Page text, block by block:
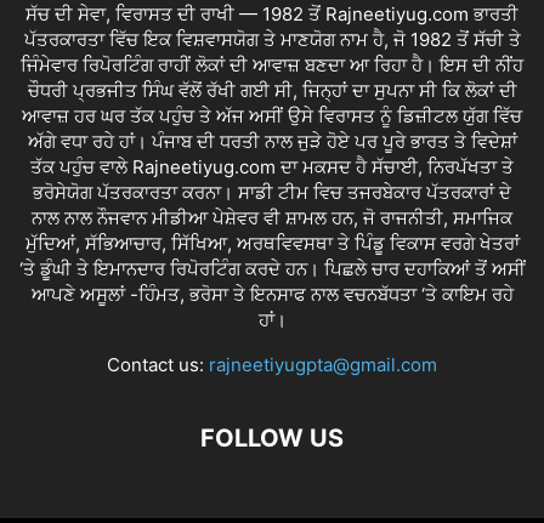
ਸੱਚ ਦੀ ਸੇਵਾ, ਵਿਰਾਸਤ ਦੀ ਰਾਖੀ — 1982 ਤੋਂ Rajneetiyug.com ਭਾਰਤੀ
ਪੱਤਰਕਾਰਤਾ ਵਿੱਚ ਇਕ ਵਿਸ਼ਵਾਸਯੋਗ ਤੇ ਮਾਣਯੋਗ ਨਾਮ ਹੈ, ਜੋ 1982 ਤੋਂ ਸੱਚੀ ਤੇ
ਜਿੰਮੇਵਾਰ ਰਿਪੋਰਟਿੰਗ ਰਾਹੀਂ ਲੋਕਾਂ ਦੀ ਆਵਾਜ਼ ਬਣਦਾ ਆ ਰਿਹਾ ਹੈ। ਇਸ ਦੀ ਨੀਂਹ
ਚੌਧਰੀ ਪ੍ਰਭਜੀਤ ਸਿੰਘ ਵੱਲੋਂ ਰੱਖੀ ਗਈ ਸੀ, ਜਿਨ੍ਹਾਂ ਦਾ ਸੁਪਨਾ ਸੀ ਕਿ ਲੋਕਾਂ ਦੀ
ਆਵਾਜ਼ ਹਰ ਘਰ ਤੱਕ ਪਹੁੰਚ ਤੇ ਅੱਜ ਅਸੀਂ ਉਸੇ ਵਿਰਾਸਤ ਨੂੰ ਡਿਜ਼ੀਟਲ ਯੁੱਗ ਵਿੱਚ
ਅੱਗੇ ਵਧਾ ਰਹੇ ਹਾਂ। ਪੰਜਾਬ ਦੀ ਧਰਤੀ ਨਾਲ ਜੁੜੇ ਹੋਏ ਪਰ ਪੂਰੇ ਭਾਰਤ ਤੇ ਵਿਦੇਸ਼ਾਂ
ਤੱਕ ਪਹੁੰਚ ਵਾਲੇ Rajneetiyug.com ਦਾ ਮਕਸਦ ਹੈ ਸੱਚਾਈ, ਨਿਰਪੱਖਤਾ ਤੇ
ਭਰੋਸੇਯੋਗ ਪੱਤਰਕਾਰਤਾ ਕਰਨਾ। ਸਾਡੀ ਟੀਮ ਵਿਚ ਤਜਰਬੇਕਾਰ ਪੱਤਰਕਾਰਾਂ ਦੇ
ਨਾਲ ਨਾਲ ਨੌਜਵਾਨ ਮੀਡੀਆ ਪੇਸ਼ੇਵਰ ਵੀ ਸ਼ਾਮਲ ਹਨ, ਜੋ ਰਾਜਨੀਤੀ, ਸਮਾਜਿਕ
ਮੁੱਦਿਆਂ, ਸੱਭਿਆਚਾਰ, ਸਿੱਖਿਆ, ਅਰਥਵਿਵਸਥਾ ਤੇ ਪਿੰਡੂ ਵਿਕਾਸ ਵਰਗੇ ਖੇਤਰਾਂ
‘ਤੇ ਡੂੰਘੀ ਤੇ ਇਮਾਨਦਾਰ ਰਿਪੋਰਟਿੰਗ ਕਰਦੇ ਹਨ। ਪਿਛਲੇ ਚਾਰ ਦਹਾਕਿਆਂ ਤੋਂ ਅਸੀਂ
ਆਪਣੇ ਅਸੂਲਾਂ -ਹਿੰਮਤ, ਭਰੋਸਾ ਤੇ ਇਨਸਾਫ ਨਾਲ ਵਚਨਬੱਧਤਾ ‘ਤੇ ਕਾਇਮ ਰਹੇ
ਹਾਂ।
Contact us: rajneetiyugpta@gmail.com
FOLLOW US